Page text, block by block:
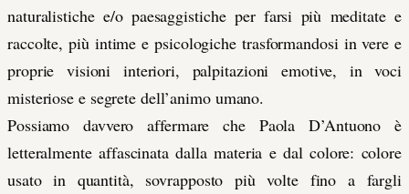
naturalistiche e/o paesaggistiche per farsi più meditate e
raccolte, più intime e psicologiche trasformandosi in vere e
proprie visioni interiori, palpitazioni emotive, in voci
misteriose e segrete dell’animo umano.
Possiamo davvero affermare che Paola D’Antuono è
letteralmente affascinata dalla materia e dal colore: colore
usato in quantità, sovrapposto più volte fino a fargli